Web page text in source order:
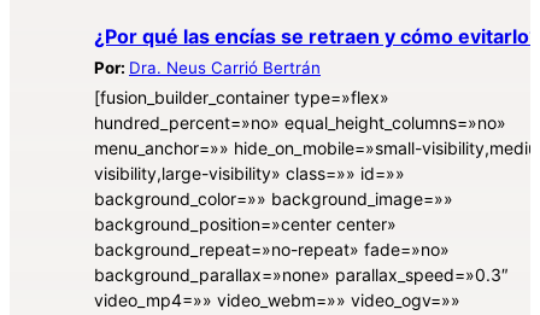
¿Por qué las encías se retraen y cómo evitarlo?
Por: Dra. Neus Carrió Bertrán
[fusion_builder_container type=»flex»
hundred_percent=»no» equal_height_columns=»no»
menu_anchor=»» hide_on_mobile=»small-
visibility,large-visibility» class=»» id=»»
background_color=»» background_image=»»
background_position=»center center»
background_repeat=»no-repeat» fade=»no»
background_parallax=»none» parallax_speed=»0.3″
video_mp4=»» video_webm=»» video_ogv=»»